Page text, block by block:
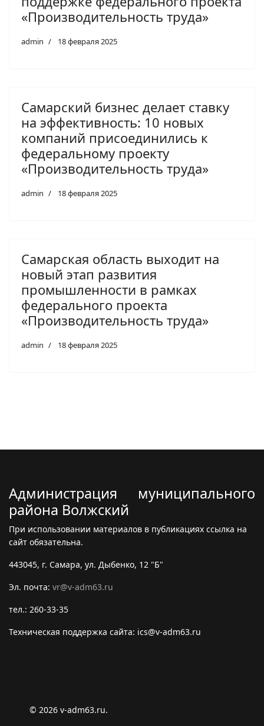
«Производительность труда»
admin 18 февраля 2025
Самарский бизнес делает ставку
на эффективность: 10 новых
компаний присоединились к
федеральному проекту
«Производительность труда»
admin 18 февраля 2025
Самарская область выходит на
новый этап развития
промышленности в рамках
федерального проекта
«Производительность труда»
admin 18 февраля 2025
Администрация муниципального
района Волжский
При использовании материалов в публикациях ссылка на
сайт обязательна.
443045, г. Самара, ул. Дыбенко, 12 "Б"
Эл. почта: vr@v-adm63.ru
тел.: 260-33-35
Техническая поддержка сайта: ics@v-adm63.ru
© 2026 v-adm63.ru.